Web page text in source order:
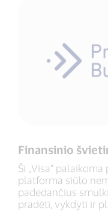
Finansinio
Ši „Visa“
platforma siūlo
padedančius
pradėti, vykdyti ir